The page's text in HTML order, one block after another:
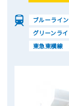
ブルーライ
グリーンラ
東急東横